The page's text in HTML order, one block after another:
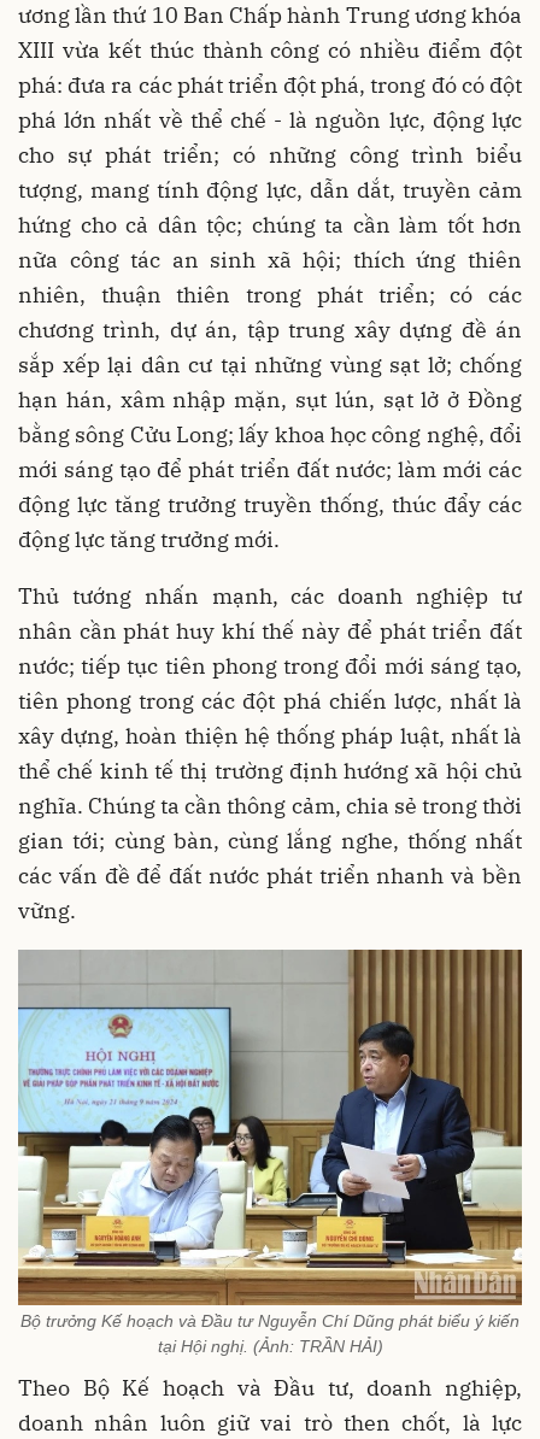
ương lần thứ 10 Ban Chấp hành Trung ương khóa
XIII vừa kết thúc thành công có nhiều điểm đột
phá: đưa ra các phát triển đột phá, trong đó có đột
phá lớn nhất về thể chế - là nguồn lực, động lực
cho sự phát triển; có những công trình biểu
tượng, mang tính động lực, dẫn dắt, truyền cảm
hứng cho cả dân tộc; chúng ta cần làm tốt hơn
nữa công tác an sinh xã hội; thích ứng thiên
nhiên, thuận thiên trong phát triển; có các
chương trình, dự án, tập trung xây dựng đề án
sắp xếp lại dân cư tại những vùng sạt lở; chống
hạn hán, xâm nhập mặn, sụt lún, sạt lở ở Đồng
bằng sông Cửu Long; lấy khoa học công nghệ, đổi
mới sáng tạo để phát triển đất nước; làm mới các
động lực tăng trưởng truyền thống, thúc đẩy các
động lực tăng trưởng mới.
Thủ tướng nhấn mạnh, các doanh nghiệp tư
nhân cần phát huy khí thế này để phát triển đất
nước; tiếp tục tiên phong trong đổi mới sáng tạo,
tiên phong trong các đột phá chiến lược, nhất là
xây dựng, hoàn thiện hệ thống pháp luật, nhất là
thể chế kinh tế thị trường định hướng xã hội chủ
nghĩa. Chúng ta cần thông cảm, chia sẻ trong thời
gian tới; cùng bàn, cùng lắng nghe, thống nhất
các vấn đề để đất nước phát triển nhanh và bền
vững.
Bộ trưởng Kế hoạch và Đầu tư Nguyễn Chí Dũng phát biểu ý kiến
tại Hội nghị. (Ảnh: TRẦN HẢI)
Theo Bộ Kế hoạch và Đầu tư, doanh nghiệp,
doanh nhân luôn giữ vai trò then chốt, là lực